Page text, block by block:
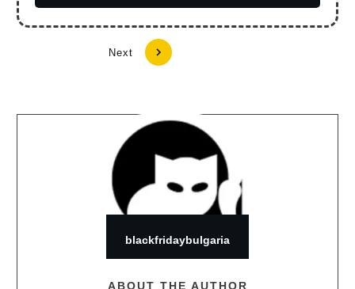
Next
ABOUT THE AUTHOR
blackfridaybulgaria